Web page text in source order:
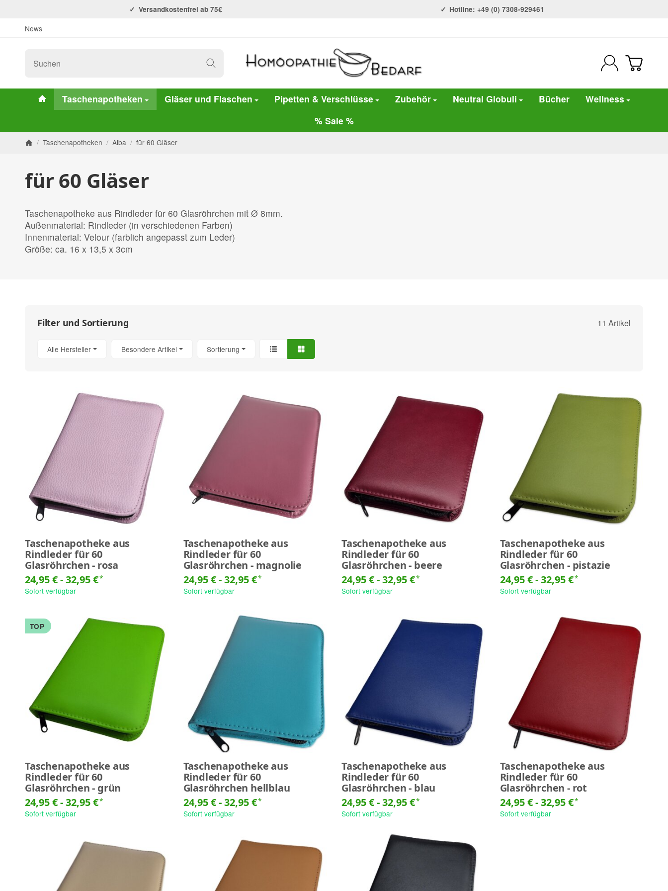
Versandkostenfrei ab 75€ Hotline: +49 (0) 7308-929461
News
#custom.linkHome#
Taschenapotheken Gläser und Flaschen Pipetten & Verschlüsse Zubehör Neutral Globuli Bücher
Wellness
% Sale %
/ Taschenapotheken / Alba / für 60 Gläser
für 60 Gläser
Taschenapotheke aus Rindleder für 60 Glasröhrchen mit Ø 8mm.
Außenmaterial: Rindleder (in verschiedenen Farben)
Innenmaterial: Velour (farblich angepasst zum Leder)
Größe: ca. 16 x 13,5 x 3cm
Filter und Sortierung 11 Artikel
Alle Hersteller Besondere Artikel Sortierung
Taschenapotheke aus
Rindleder für 60
Glasröhrchen - rosa
24,95 € -32,95 €*
Sofort verfügbar
Taschenapotheke aus
Rindleder für 60
Glasröhrchen - magnolie
24,95 € -32,95 €*
Sofort verfügbar
Taschenapotheke aus
Rindleder für 60
Glasröhrchen - beere
24,95 € -32,95 €*
Sofort verfügbar
Taschenapotheke aus
Rindleder für 60
Glasröhrchen - pistazie
24,95 € -32,95 €*
Sofort verfügbar
TOP
Taschenapotheke aus
Rindleder für 60
Glasröhrchen - grün
24,95 € -32,95 €*
Sofort verfügbar
Taschenapotheke aus
Rindleder für 60
Glasröhrchen hellblau
24,95 € -32,95 €*
Sofort verfügbar
Taschenapotheke aus
Rindleder für 60
Glasröhrchen - blau
24,95 € -32,95 €*
Sofort verfügbar
Taschenapotheke aus
Rindleder für 60
Glasröhrchen - rot
24,95 € -32,95 €*
Sofort verfügbar